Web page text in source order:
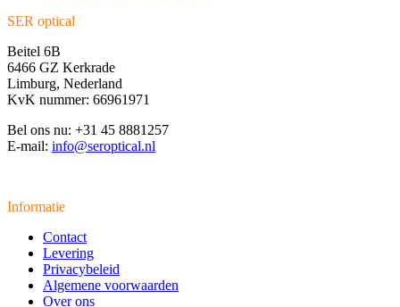
SER optical
Beitel 6B
6466 GZ Kerkrade
Limburg, Nederland
KvK nummer: 66961971
Bel ons nu: +31 45 8881257
E-mail: info@seroptical.nl
Informatie
Contact
Levering
Privacybeleid
Algemene voorwaarden
Over ons